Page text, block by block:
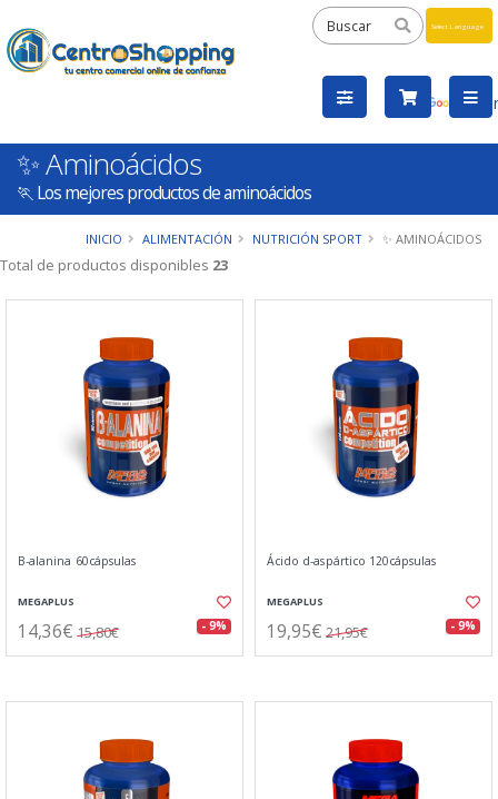
by
✨ Aminoácidos
🏃 Los mejores productos de aminoácidos
INICIO ALIMENTACIÓN NUTRICIÓN SPORT ✨ AMINOÁCIDOS
Total de productos disponibles 23
B-alanina 60cápsulas
MEGAPLUS
14,36€ 15,80€ - 9%
Ácido d-aspártico 120cápsulas
MEGAPLUS
19,95€ 21,95€ - 9%